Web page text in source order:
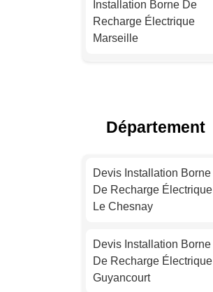
Installation Borne De
Recharge Électrique
Marseille
Toulouse
Électrique Nice
Département
Devis Installation Borne
De Recharge Électrique
Le Chesnay
Devis Installation Borne
De Recharge Électrique
Guyancourt